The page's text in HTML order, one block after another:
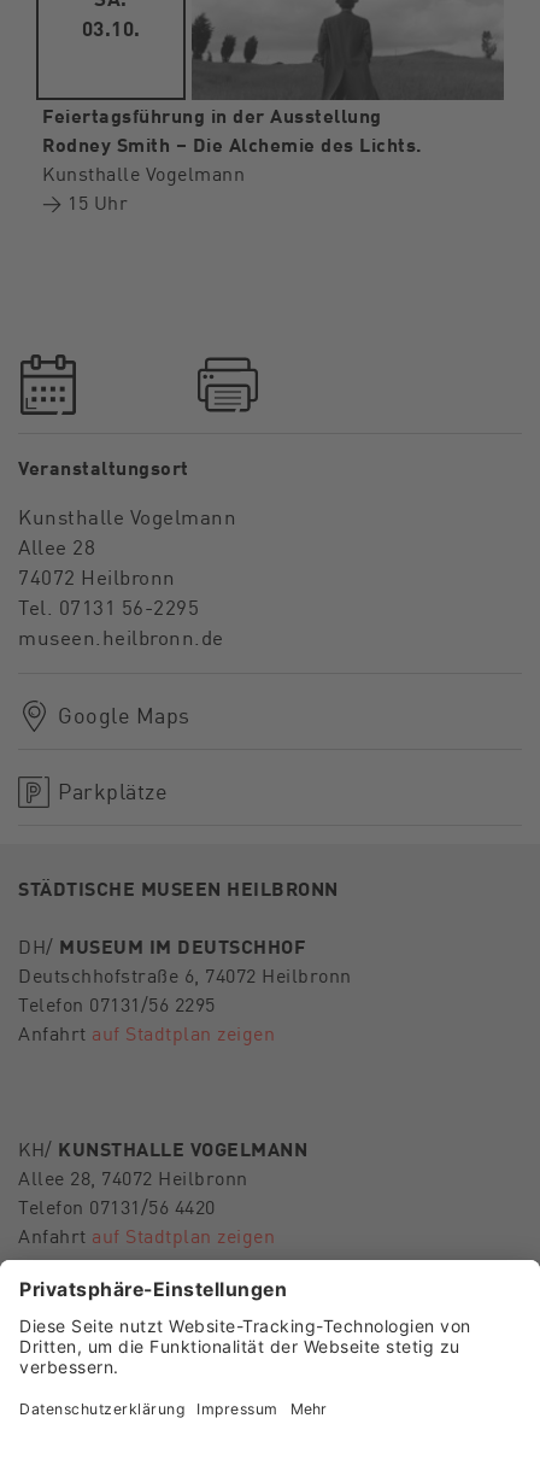
03.10.
Feiertagsführung in der Ausstellung
Rodney Smith – Die Alchemie des Lichts.
Kunsthalle Vogelmann
→ 15 Uhr
Veranstaltungsort
Kunsthalle Vogelmann
Allee 28
74072 Heilbronn
Tel. 07131 56-2295
museen.heilbronn.de
Google Maps
Parkplätze
STÄDTISCHE MUSEEN HEILBRONN
DH/ MUSEUM IM DEUTSCHHOF
Deutschhofstraße 6, 74072 Heilbronn
Telefon 07131/56 2295
Anfahrt auf Stadtplan zeigen
KH/ KUNSTHALLE VOGELMANN
Allee 28, 74072 Heilbronn
Telefon 07131/56 4420
Anfahrt auf Stadtplan zeigen
E-Mailmuseen-hn@heilbronn.de